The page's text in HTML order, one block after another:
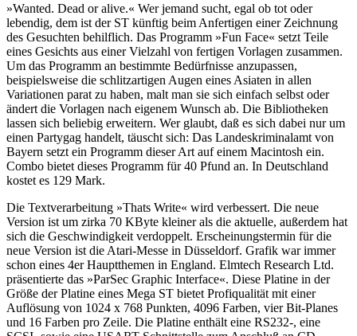
»Wanted. Dead or alive.« Wer jemand sucht, egal ob tot oder
lebendig, dem ist der ST künftig beim Anfertigen einer Zeichnung
des Gesuchten behilflich. Das Programm »Fun Face« setzt Teile
eines Gesichts aus einer Vielzahl von fertigen Vorlagen zusammen.
Um das Programm an bestimmte Bedürfnisse anzupassen,
beispielsweise die schlitzartigen Augen eines Asiaten in allen
Variationen parat zu haben, malt man sie sich einfach selbst oder
ändert die Vorlagen nach eigenem Wunsch ab. Die Bibliotheken
lassen sich beliebig erweitern. Wer glaubt, daß es sich dabei nur um
einen Partygag handelt, täuscht sich: Das Landeskriminalamt von
Bayern setzt ein Programm dieser Art auf einem Macintosh ein.
Combo bietet dieses Programm für 40 Pfund an. In Deutschland
kostet es 129 Mark.
Die Textverarbeitung »Thats Write« wird verbessert. Die neue
Version ist um zirka 70 KByte kleiner als die aktuelle, außerdem hat
sich die Geschwindigkeit verdoppelt. Erscheinungstermin für die
neue Version ist die Atari-Messe in Düsseldorf. Grafik war immer
schon eines 4er Hauptthemen in England. Elmtech Research Ltd.
präsentierte das »ParSec Graphic Interface«. Diese Platine in der
Größe der Platine eines Mega ST bietet Profiqualität mit einer
Auflösung von 1024 x 768 Punkten, 4096 Farben, vier Bit-Planes
und 16 Farben pro Zeile. Die Platine enthält eine RS232-, eine